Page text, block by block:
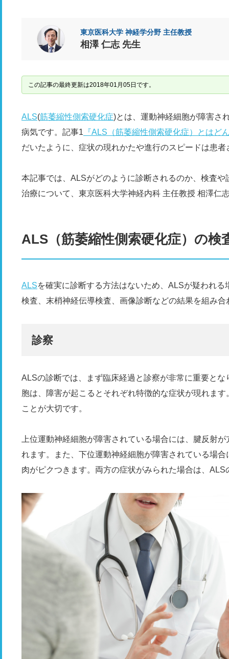
東京医科大学 神経学分野 主任教授
相澤 仁志 先生
この記事の最終更新は2018年01月05日です。
ALS(筋萎縮性側索硬化症)とは、運動神経細胞が障害さ
病気です。記事1 『ALS（筋萎縮性側索硬化症）とはど
だいたように、症状の現れかたや進行のスピードは患
本記事では、ALSがどのように診断されるのか、検査
治療について、東京医科大学神経内科 主任教授 相澤仁
ALS（筋萎縮性側索硬化症）の検
ALSを確実に診断する方法はないため、ALSが疑われ
検査、末梢神経伝導検査、画像診断などの結果を組み
診察
ALSの診断では、まず臨床経過と診察が非常に重要と
胞は、障害が起こるとそれぞれ特徴的な症状が現れま
ことが大切です。
上位運動神経細胞が障害されている場合には、腱反射
れます。また、下位運動神経細胞が障害されている場
肉がピクつきます。両方の症状がみられた場合は、